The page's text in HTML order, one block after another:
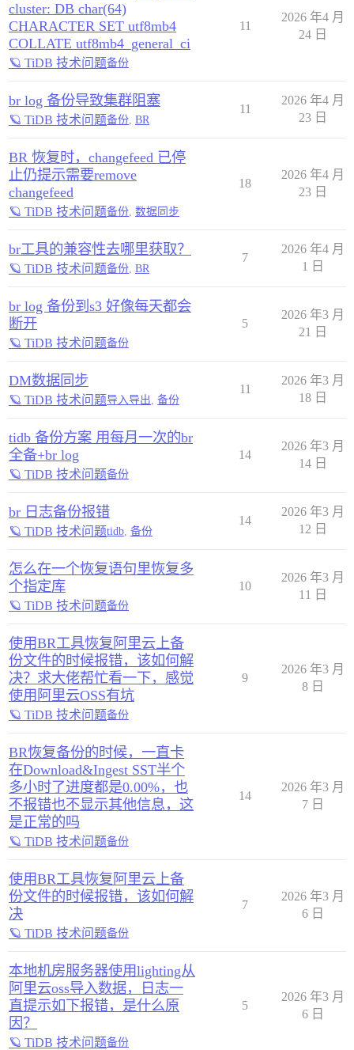
cluster: DB char(64)
CHARACTER SET utf8mb4
COLLATE utf8mb4_general_ci
🪐 TiDB 技术问题备份
11
2026 年4 月
24 日
br log 备份导致集群阻塞
🪐 TiDB 技术问题备份 BR
11
2026 年4 月
23 日
BR 恢复时，changefeed 已停
止仍提示需要remove
changefeed
🪐 TiDB 技术问题备份 数据同步
18
2026 年4 月
23 日
br工具的兼容性去哪里获取？
🪐 TiDB 技术问题备份 BR
7
2026 年4 月
1 日
br log 备份到s3 好像每天都会
断开
🪐 TiDB 技术问题备份
5
2026 年3 月
21 日
DM数据同步
🪐 TiDB 技术问题导入导出 备份
11
2026 年3 月
18 日
tidb 备份方案 用每月一次的br
全备+br log
🪐 TiDB 技术问题备份
14
2026 年3 月
14 日
br 日志备份报错
🪐 TiDB 技术问题tidb 备份
14
2026 年3 月
12 日
怎么在一个恢复语句里恢复多
个指定库
🪐 TiDB 技术问题备份
10
2026 年3 月
11 日
使用BR工具恢复阿里云上备
份文件的时候报错，该如何解
决？求大佬帮忙看一下，感觉
使用阿里云OSS有坑
🪐 TiDB 技术问题备份
9
2026 年3 月
8 日
BR恢复备份的时候，一直卡
在Download&Ingest SST半个
多小时了进度都是0.00%，也
不报错也不显示其他信息，这
是正常的吗
🪐 TiDB 技术问题备份
14
2026 年3 月
7 日
使用BR工具恢复阿里云上备
份文件的时候报错，该如何解
决
🪐 TiDB 技术问题备份
7
2026 年3 月
6 日
本地机房服务器使用lighting从
阿里云oss导入数据，日志一
直提示如下报错，是什么原
因？
🪐 TiDB 技术问题备份
5
2026 年3 月
6 日